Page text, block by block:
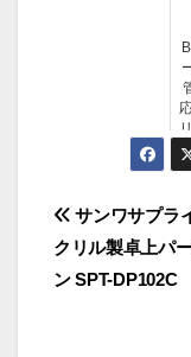
投
稿
サンワサプラ
クリル製卓上パ
ン SPT-DP102C